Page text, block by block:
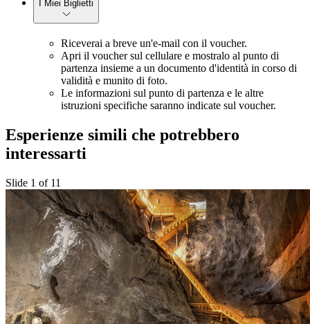
I Miei Biglietti
Riceverai a breve un'e-mail con il voucher.
Apri il voucher sul cellulare e mostralo al punto di
partenza insieme a un documento d'identità in corso di
validità e munito di foto.
Le informazioni sul punto di partenza e le altre
istruzioni specifiche saranno indicate sul voucher.
Esperienze simili che potrebbero
interessarti
Slide 1 of 11